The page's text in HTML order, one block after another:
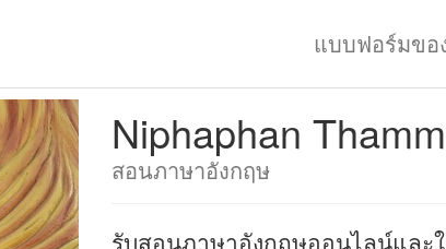
แบบฟอร์มข
Niphaphan
สอนภาษาอังกฤษ
รับสอนภาษาอังกฤษออนไลน์และ